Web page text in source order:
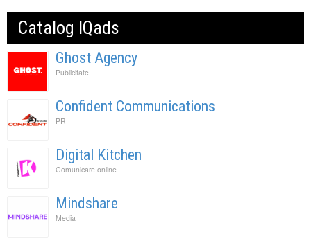
Catalog IQads
Ghost Agency
Publicitate
Confident Communications
PR
Digital Kitchen
Comunicare online
Mindshare
Media